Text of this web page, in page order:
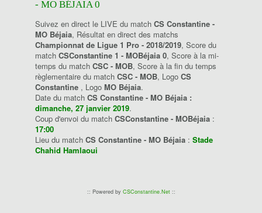
- MO BÉJAIA 0
Suivez en direct le LIVE du match CS Constantine -
MO Béjaia, Résultat en direct des matchs
Championnat de Ligue 1 Pro - 2018/2019, Score du
match CSConstantine 1 - MOBéjaia 0, Score à la mi-
temps du match CSC - MOB, Score à la fin du temps
règlementaire du match CSC - MOB, Logo CS
Constantine , Logo MO Béjaia.
Date du match CS Constantine - MO Béjaia :
dimanche, 27 janvier 2019.
Coup d'envoi du match CSConstantine - MOBéjaia :
17:00
Lieu du match CS Constantine - MO Béjaia : Stade
Chahid Hamlaoui
:: Powered by CSConstantine.Net::